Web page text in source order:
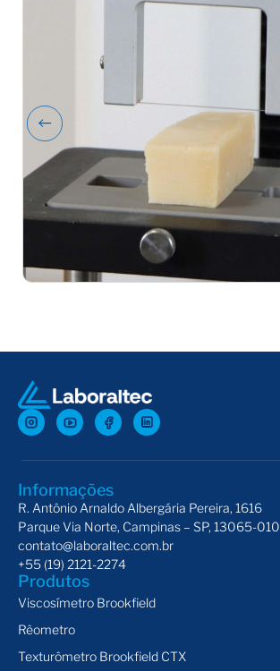
Informações
R. Antônio Arnaldo Albergária Pereira, 1616
Parque Via Norte, Campinas – SP, 13065-010
contato@laboraltec.com.br
+55 (19) 2121-2274
Produtos
Viscosímetro Brookfield
Rêometro
Texturômetro Brookfield CTX